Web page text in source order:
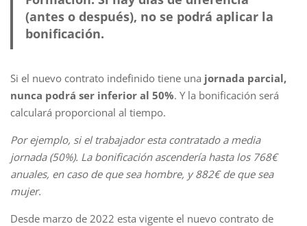
(antes o después), no se podrá aplicar la
bonificación.
Si el nuevo contrato indefinido tiene una jornada parcial,
nunca podrá ser inferior al 50%. Y la bonificación será
calculará proporcional al tiempo.
Por ejemplo, si el trabajador esta contratado a media
jornada (50%). La bonificación ascendería hasta los 768€
anuales, en caso de que sea hombre, y 882€ de que sea
mujer.
Desde marzo de 2022 esta vigente el nuevo contrato de